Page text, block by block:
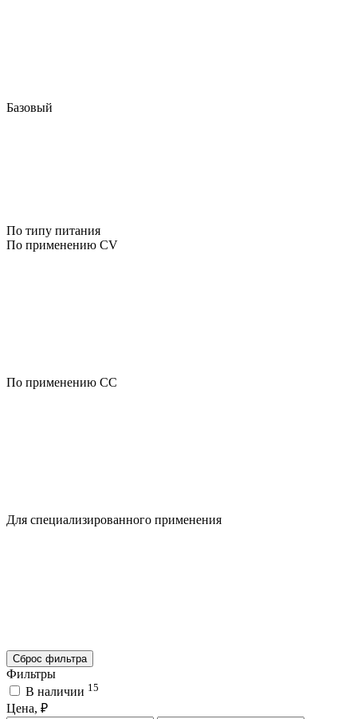
Базовый
По типу питания
По применению CV
По применению CC
Для специализированного применения
Сброс фильтра
Фильтры
В наличии 15
Цена, ₽